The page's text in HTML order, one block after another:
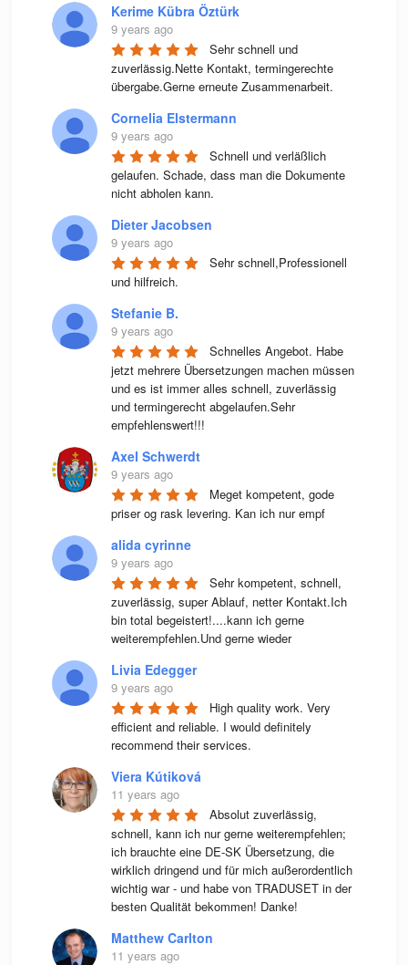
Kerime Kübra Öztürk
9 years ago
Sehr schnell und
zuverlässig.Nette Kontakt, termingerechte
übergabe.Gerne erneute Zusammenarbeit.
Cornelia Elstermann
9 years ago
Schnell und verläßlich
gelaufen. Schade, dass man die Dokumente
nicht abholen kann.
Dieter Jacobsen
9 years ago
Sehr schnell,Professionell
und hilfreich.
Stefanie B.
9 years ago
Schnelles Angebot. Habe
jetzt mehrere Übersetzungen machen müssen
und es ist immer alles schnell, zuverlässig
und termingerecht abgelaufen.Sehr
empfehlenswert!!!
Axel Schwerdt
9 years ago
Meget kompetent, gode
priser og rask levering. Kan ich nur empf
alida cyrinne
9 years ago
Sehr kompetent, schnell,
zuverlässig, super Ablauf, netter Kontakt.Ich
bin total begeistert!....kann ich gerne
weiterempfehlen.Und gerne wieder
Livia Edegger
9 years ago
High quality work. Very
efficient and reliable. I would definitely
recommend their services.
Viera Kútiková
11 years ago
Absolut zuverlässig,
schnell, kann ich nur gerne weiterempfehlen;
ich brauchte eine DE-SK Übersetzung, die
wirklich dringend und für mich außerordentlich
wichtig war - und habe von TRADUSET in der
besten Qualität bekommen! Danke!
Matthew Carlton
11 years ago